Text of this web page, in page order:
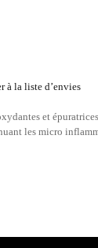
à la liste d’envies
et
les micro